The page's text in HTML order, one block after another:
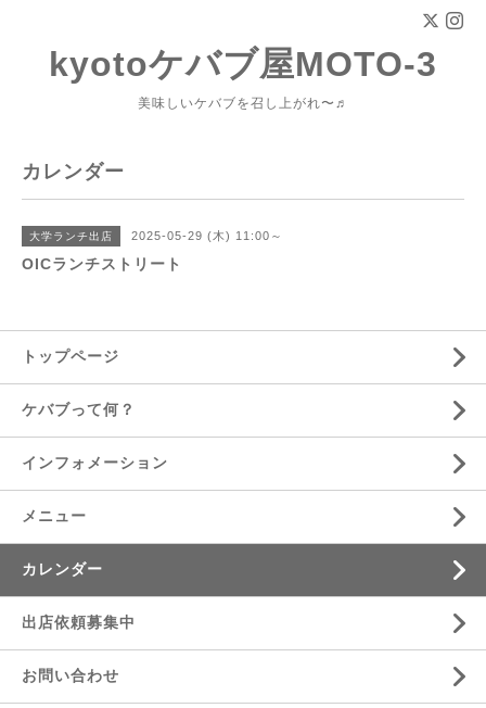
kyotoケバブ屋MOTO-3
美味しいケバブを召し上がれ〜♬
カレンダー
大学ランチ出店 2025-05-29 (木) 11:00～
OICランチストリート
トップページ
ケバブって何？
インフォメーション
メニュー
カレンダー
出店依頼募集中
お問い合わせ